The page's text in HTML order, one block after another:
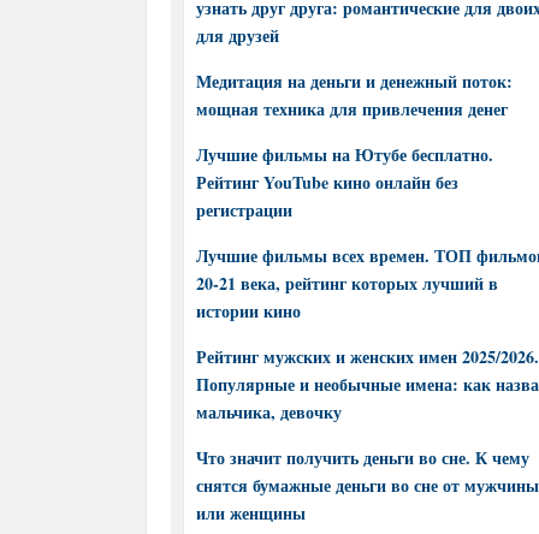
узнать друг друга: романтические для
для друзей
Медитация на деньги и денежный поток:
мощная техника для привлечения денег
Лучшие фильмы на Ютубе бесплатно.
Рейтинг YouTube кино онлайн без
регистрации
Лучшие фильмы всех времен. ТОП
20-21 века, рейтинг которых лучший в
истории кино
Рейтинг мужских и женских имен 2025/2026.
Популярные и необычные имена: как
мальчика, девочку
Что значит получить деньги во сне. К чему
снятся бумажные деньги во сне от мужчины
или женщины